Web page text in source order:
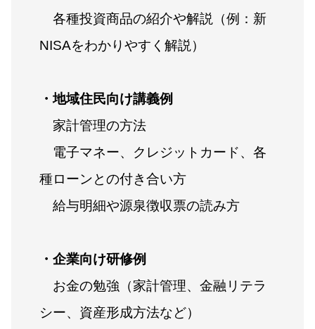
各種投資商品の紹介や解説（例：新
NISAをわかりやすく解説）
・地域住民向け講義例
家計管理の方法
電子マネー、クレジットカード、各
種ローンとの付き合い方
給与明細や源泉徴収票の読み方
・企業向け研修例
お金の勉強（家計管理、金融リテラ
シー、資産形成方法など）